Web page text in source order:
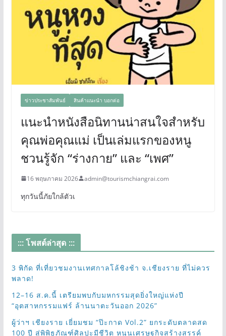
ข่าวประชาสัมพันธ์ สินค้าแนะนำ บอกต่อ
แนะนำหนังสือนิทานน่าสนใจสำหรับ
คุณพ่อคุณแม่ เป็นเล่มแรกของหนู
ชวนรู้จัก “ร่างกาย” และ “เพศ”
16 พฤษภาคม 2026 admin@tourismchiangrai.com
ทุกวันนี้ภัยใกล้ตัวเ
::: โพสต์ล่าสุด :::
3 พิกัด ที่เที่ยวชมงานเทศกาลโล้ชิงช้า จ.เชียงราย ที่ไม่ควร
พลาด!
12–16 ส.ค.นี้ เตรียมพบกับมหกรรมสุดยิ่งใหญ่แห่งปี
“อุตสาหกรรมแฟร์ ล้านนาตะวันออก 2026”
ผู้ว่าฯ เชียงราย เยี่ยมชม “ป๊ะกาด Vol.2” ยกระดับตลาดสด
100 ปี สู่พิพิธภัณฑ์ศิลปะมีชีวิต หนุนเศรษฐกิจสร้างสรรค์